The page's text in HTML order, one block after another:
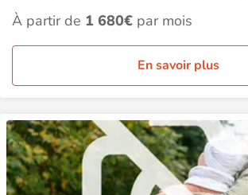
À partir de 1 680€ par mois
En savoir plus